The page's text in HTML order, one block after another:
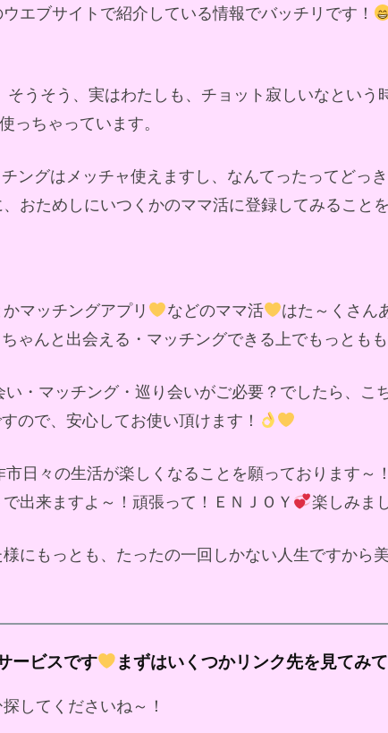
エブサイトで紹介している情報でバッチリです！
そうそう、実はわたしも、チョット寂しいなという
っちゃっています。
ングはメッチャ使えますし、なんてったってどっ
おためしにいつくかのママ活に登録してみること
かマッチングアプリ などのママ活
はた～くさん
ゃんと出会える・マッチングできる上でもっとも
・マッチング・巡り会いがご必要？でしたら、こ
ので、安心してお使い頂けます！
日々の生活が楽しくなることを願っております～！
出来ますよ～！頑張って！ＥＮＪＯＹ 楽しみま
様にもっとも、たったの一回しかない人生ですから
ービスです まずはいくつかリンク先を見てみ
してくださいね～！